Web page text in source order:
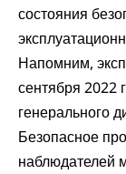
состояния
Напомним,
сентября 2022
генерального
Безопасное
наблюдателей